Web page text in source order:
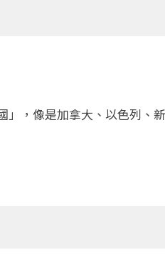
」，像是加拿大、以色列、